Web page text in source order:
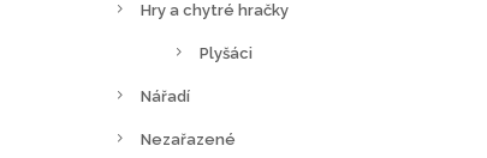
Hry a chytré hračky
Plyšáci
Nářadí
Nezařazené